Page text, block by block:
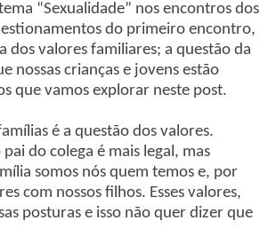
“Sexualidade” nos encontros dos
do primeiro encontro,
dos valores familiares; a questão da
nossas crianças e jovens estão
que vamos explorar neste post.
é a questão dos valores.
do colega é mais legal, mas
somos nós quem temos e, por
com nossos filhos. Esses valores,
posturas e isso não quer dizer que